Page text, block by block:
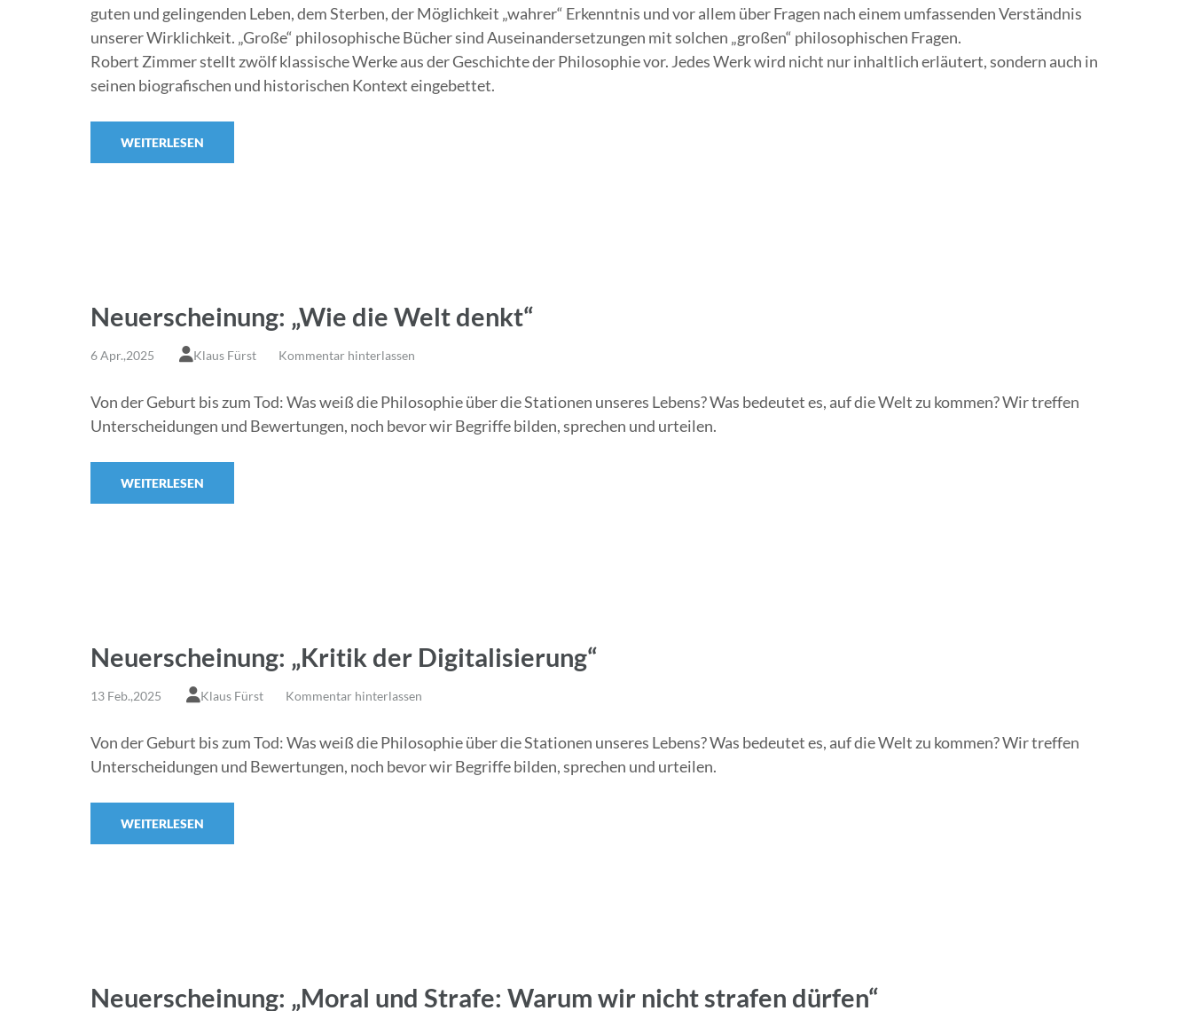
guten und gelingenden Leben, dem Sterben, der Möglichkeit „wahrer“ Erkenntnis und vor allem über Fragen nach einem umfassenden Verständnis
unserer Wirklichkeit. „Große“ philosophische Bücher sind Auseinandersetzungen mit solchen „großen“ philosophischen Fragen.
Robert Zimmer stellt zwölf klassische Werke aus der Geschichte der Philosophie vor. Jedes Werk wird nicht nur inhaltlich erläutert, sondern auch in
seinen biografischen und historischen Kontext eingebettet.
WEITERLESEN
Neuerscheinung: „Wie die Welt denkt“
6 Apr.,2025 Klaus Fürst Kommentar hinterlassen
Von der Geburt bis zum Tod: Was weiß die Philosophie über die Stationen unseres Lebens? Was bedeutet es, auf die Welt zu kommen? Wir treffen
Unterscheidungen und Bewertungen, noch bevor wir Begriffe bilden, sprechen und urteilen.
WEITERLESEN
Neuerscheinung: „Kritik der Digitalisierung“
13 Feb.,2025 Klaus Fürst Kommentar hinterlassen
Von der Geburt bis zum Tod: Was weiß die Philosophie über die Stationen unseres Lebens? Was bedeutet es, auf die Welt zu kommen? Wir treffen
Unterscheidungen und Bewertungen, noch bevor wir Begriffe bilden, sprechen und urteilen.
WEITERLESEN
Neuerscheinung: „Moral und Strafe: Warum wir nicht strafen dürfen“